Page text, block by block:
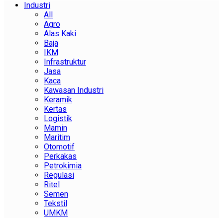
Industri
All
Agro
Alas Kaki
Baja
IKM
Infrastruktur
Jasa
Kaca
Kawasan Industri
Keramik
Kertas
Logistik
Mamin
Maritim
Otomotif
Perkakas
Petrokimia
Regulasi
Ritel
Semen
Tekstil
UMKM